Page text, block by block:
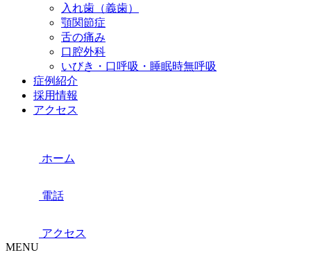
入れ歯（義歯）
顎関節症
舌の痛み
口腔外科
いびき・口呼吸・睡眠時無呼吸
症例紹介
採用情報
アクセス
ホーム
電話
アクセス
MENU